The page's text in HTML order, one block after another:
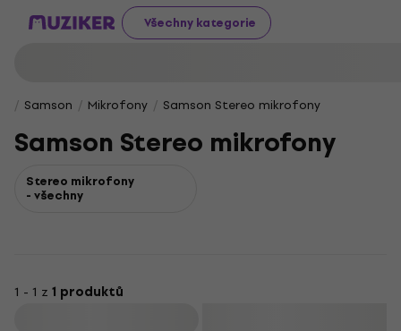
Všechny kategorie
Samson Mikrofony Samson Stereo mikrofony
Samson Stereo mikrofony
Stereo mikrofony
- všechny
1 - 1 z 1 produktů